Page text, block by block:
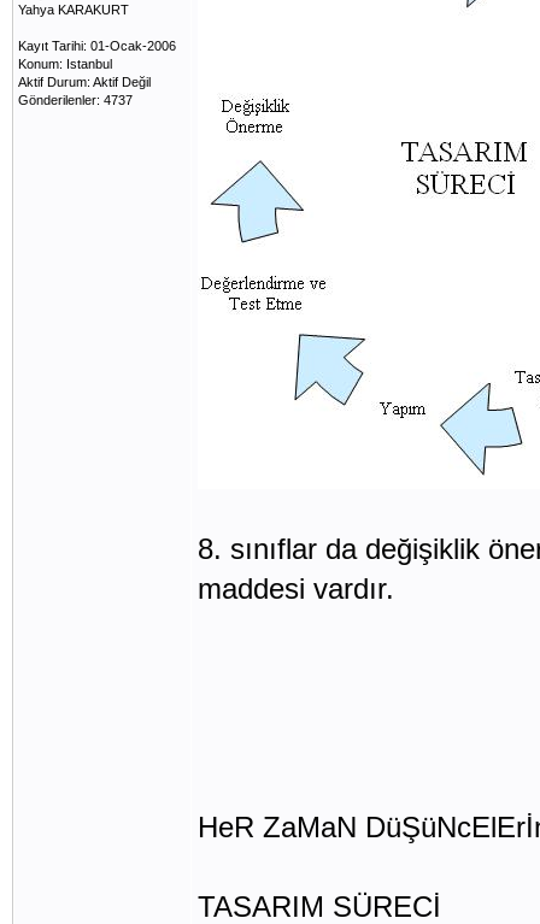
Yahya KARAKURT
Kayıt Tarihi: 01-Ocak-2006
Konum: Istanbul
Aktif Durum: Aktif Değil
Gönderilenler: 4737
8. sınıflar da değişiklik
maddesi vardır.
HeR ZaMaN
TASARIM SÜRECİ